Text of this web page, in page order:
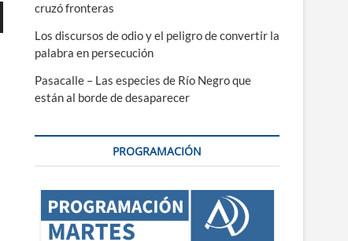
cruzó fronteras
Los discursos de odio y el peligro de convertir la
palabra en persecución
Pasacalle – Las especies de Río Negro que
están al borde de desaparecer
PROGRAMACIÓN